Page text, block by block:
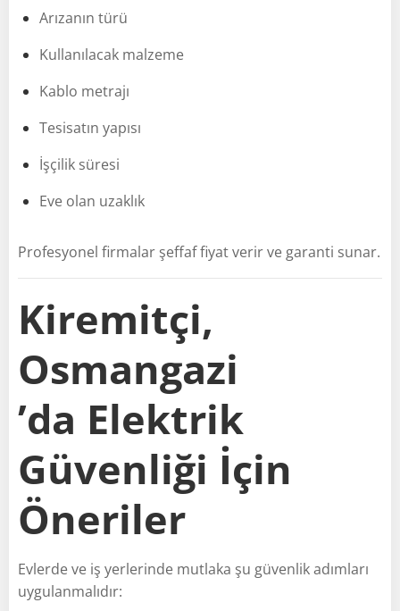
Arızanın türü
Kullanılacak malzeme
Kablo metrajı
Tesisatın yapısı
İşçilik süresi
Eve olan uzaklık
Profesyonel firmalar şeffaf fiyat verir ve garanti sunar.
Kiremitçi,
Osmangazi
’da Elektrik
Güvenliği İçin
Öneriler
Evlerde ve iş yerlerinde mutlaka şu güvenlik adımları
uygulanmalıdır: